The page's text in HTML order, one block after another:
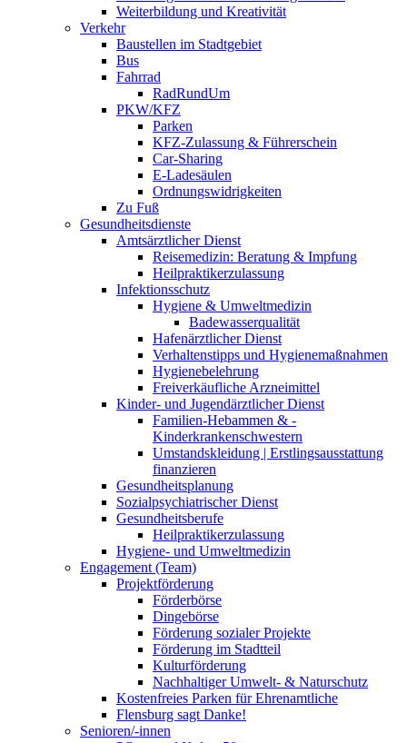
Weiterbildung und Kreativität
Verkehr
Baustellen im Stadtgebiet
Bus
Fahrrad
RadRundUm
PKW/KFZ
Parken
KFZ-Zulassung & Führerschein
Car-Sharing
E-Ladesäulen
Ordnungswidrigkeiten
Zu Fuß
Gesundheitsdienste
Amtsärztlicher Dienst
Reisemedizin: Beratung & Impfung
Heilpraktikerzulassung
Infektionsschutz
Hygiene & Umweltmedizin
Badewasserqualität
Hafenärztlicher Dienst
Verhaltenstipps und Hygienemaßnahmen
Hygienebelehrung
Freiverkäufliche Arzneimittel
Kinder- und Jugendärztlicher Dienst
Familien-Hebammen & -
Kinderkrankenschwestern
Umstandskleidung | Erstlingsausstattung
finanzieren
Gesundheitsplanung
Sozialpsychiatrischer Dienst
Gesundheitsberufe
Heilpraktikerzulassung
Hygiene- und Umweltmedizin
Engagement (Team)
Projektförderung
Förderbörse
Dingebörse
Förderung sozialer Projekte
Förderung im Stadtteil
Kulturförderung
Nachhaltiger Umwelt- & Naturschutz
Kostenfreies Parken für Ehrenamtliche
Flensburg sagt Danke!
Senioren/-innen